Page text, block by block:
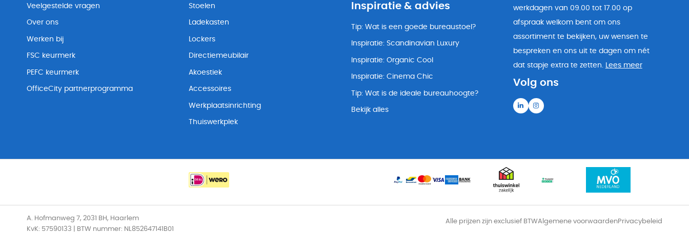
Veelgestelde vragen
Over ons
Werken bij
FSC keurmerk
PEFC keurmerk
OfficeCity partnerprogramma
Stoelen
Ladekasten
Lockers
Directiemeubilair
Akoestiek
Accessoires
Werkplaatsinrichting
Thuiswerkplek
Inspiratie & advies
Tip: Wat is een goede bureaustoel?
Inspiratie: Scandinavian Luxury
Inspiratie: Organic Cool
Inspiratie: Cinema Chic
Tip: Wat is de ideale bureauhoogte?
Bekijk alles
werkdagen van 09.00 tot 17.00 op
afspraak welkom bent om ons
assortiment te bekijken, uw wensen te
bespreken en ons uit te dagen om nét
dat stapje extra te zetten. Lees meer
Volg ons
A. Hofmanweg 7, 2031 BH, Haarlem
KvK: 57590133 | BTW nummer: NL852647141B01
Alle prijzen zijn exclusief BTWAlgemene voorwaardenPrivacybeleid